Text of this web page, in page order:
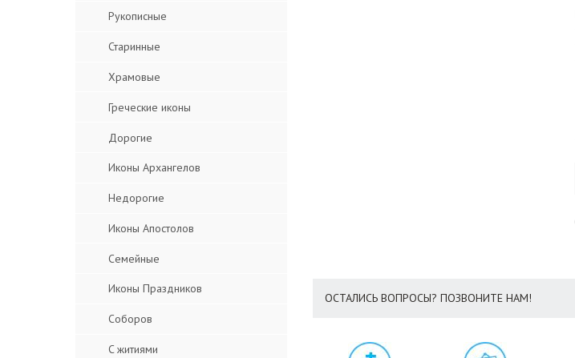
Рукописные
Старинные
Храмовые
Греческие иконы
Дорогие
Иконы Архангелов
Недорогие
Иконы Апостолов
Семейные
Иконы Праздников
Соборов
C житиями
ОСТАЛИСЬ ВОПРОСЫ? ПОЗВОНИТЕ НАМ!